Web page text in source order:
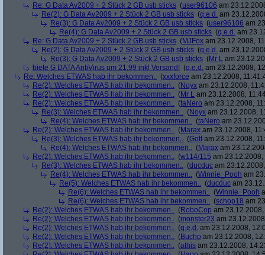
Re: G Data Av2009 + 2 Stück 2 GB usb sticks (user96106 am
Re(2): G Data Av2009 + 2 Stück 2 GB usb sticks (q.e.d. am
Re(3): G Data Av2009 + 2 Stück 2 GB usb sticks (user96106 am
Re(4): G Data Av2009 + 2 Stück 2 GB usb sticks (q.e.d. am
Re: G Data Av2009 + 2 Stück 2 GB usb sticks (MJFox am 23.12.2008,
Re(2): G Data Av2009 + 2 Stück 2 GB usb sticks (q.e.d. am
Re(3): G Data Av2009 + 2 Stück 2 GB usb sticks (Mr L am
biete G DATA AntiVirus um 21,99 inkl Versand! (q.e.d. am 23.12.2008,
Re: Welches ETWAS hab ihr bekommen.. (xxxforce am 23.12.2008,
Re(2): Welches ETWAS hab ihr bekommen.. (Noyx am 23.12.2008,
Re(2): Welches ETWAS hab ihr bekommen.. (Mr L am 23.12.2008,
Re(2): Welches ETWAS hab ihr bekommen.. (taNero am 23.12.2008,
Re(3): Welches ETWAS hab ihr bekommen.. (Noyx am 23.12.2008,
Re(4): Welches ETWAS hab ihr bekommen.. (taNero am
Re(2): Welches ETWAS hab ihr bekommen.. (Marax am 23.12.2008,
Re(3): Welches ETWAS hab ihr bekommen.. (Gott am 23.12.2008,
Re(4): Welches ETWAS hab ihr bekommen.. (Marax am
Re(2): Welches ETWAS hab ihr bekommen.. (w114/115 am 23.12.2008,
Re(3): Welches ETWAS hab ihr bekommen.. (ducduc am
Re(4): Welches ETWAS hab ihr bekommen.. (Winnie_Pooh am
Re(5): Welches ETWAS hab ihr bekommen.. (ducduc am
Re(6): Welches ETWAS hab ihr bekommen.. (Winnie_Pooh
Re(6): Welches ETWAS hab ihr bekommen.. (schop18 am
Re(2): Welches ETWAS hab ihr bekommen.. (RoboCop am
Re(2): Welches ETWAS hab ihr bekommen.. (monster23 am
Re(2): Welches ETWAS hab ihr bekommen.. (q.e.d. am 23.12.2008,
Re(2): Welches ETWAS hab ihr bekommen.. (Bucho am 23.12.2008,
Re(2): Welches ETWAS hab ihr bekommen.. (athis am 23.12.2008,